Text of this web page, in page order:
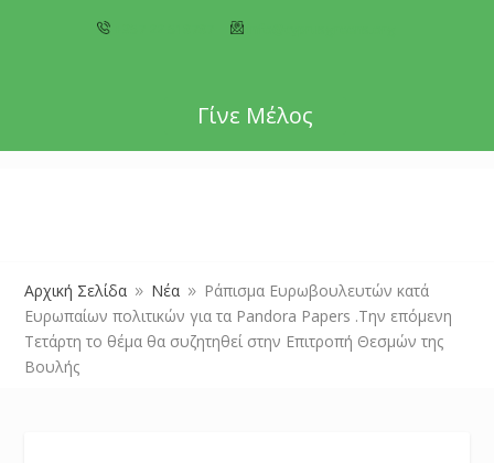
Γίνε Μέλος
Αρχική Σελίδα 9 Νέα 9
Ράπισμα Ευρωβουλευτών κατά
Ευρωπαίων πολιτικών για τα Pandora Papers .Την επόμενη
Τετάρτη το θέμα θα συζητηθεί στην Επιτροπή Θεσμών της
Βουλής